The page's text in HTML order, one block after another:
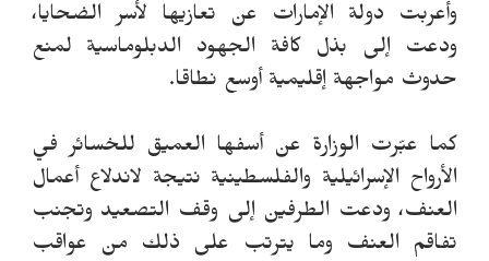
وأعربت دولة الإمارات عن تعازيها لأسر الضحايا،
ودعت إلى بذل كافة الجهود الدبلوماسية لمنع
حدوث مواجهة إقليمية أوسع نطاقا.
كما عبّرت الوزارة عن أسفها العميق للخسائر في
الأرواح الإسرائيلية والفلسطينية نتيجة لاندلاع أعمال
العنف، ودعت الطرفين إلى وقف التصعيد وتجنب
تفاقم العنف وما يترتب على ذلك من عواقب